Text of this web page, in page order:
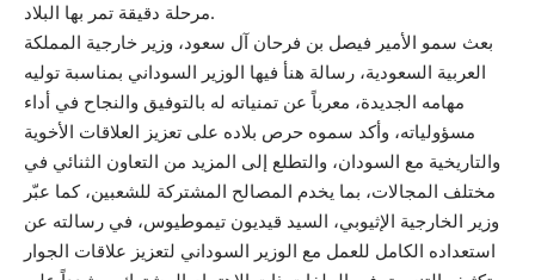
مرحلة دقيقة تمر بها البلاد.
بعث سمو الأمير فيصل بن فرحان آل سعود، وزير خارجية المملكة
العربية السعودية، رسالة هنأ فيها الوزير السوداني بمناسبة توليه
مهامه الجديدة، معرباً عن تمنياته له بالتوفيق والنجاح في أداء
مسؤولياته، وأكد سموه حرص بلاده على تعزيز العلاقات الأخوية
والتاريخية مع السودان، والتطلع إلى المزيد من التعاون الثنائي في
مختلف المجالات، بما يخدم المصالح المشتركة للشعبين، كما عبّر
وزير الخارجية الإثيوبي، السيد قيديون تيموطيوس، في رسالته عن
استعداده الكامل للعمل مع الوزير السوداني لتعزيز علاقات الجوار